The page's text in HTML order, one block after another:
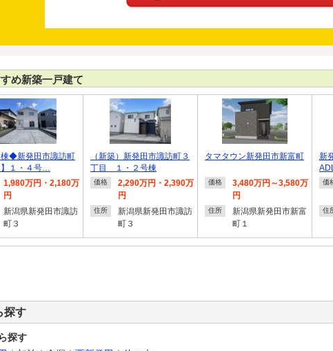
め新築一戸建て
◆新発田市諏訪町
】１・４号…
1,980万円・2,180万
円
新潟県新発田市諏訪
町３
（新築）新発田市諏訪町３
丁目 １・２号棟
価格
2,290万円・2,390万
円
住所
新潟県新発田市諏訪
町３
タマタウン新発田市新富町
価格
3,480万円～3,580万
円
住所
新潟県新発田市新富
町１
新
価
住
探す
探す